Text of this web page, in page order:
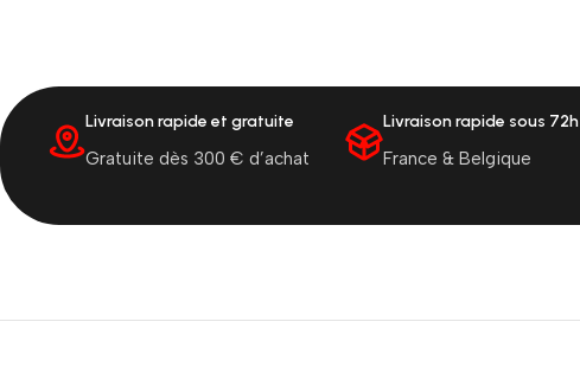
Livraison rapide et gratuite
Gratuite dès 300 € d’achat
Livraison rapide sous 72h
France & Belgique